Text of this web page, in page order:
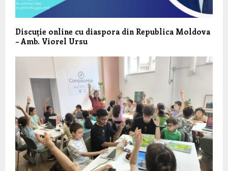
Discuție online cu diaspora din Republica Moldova
– Amb. Viorel Ursu